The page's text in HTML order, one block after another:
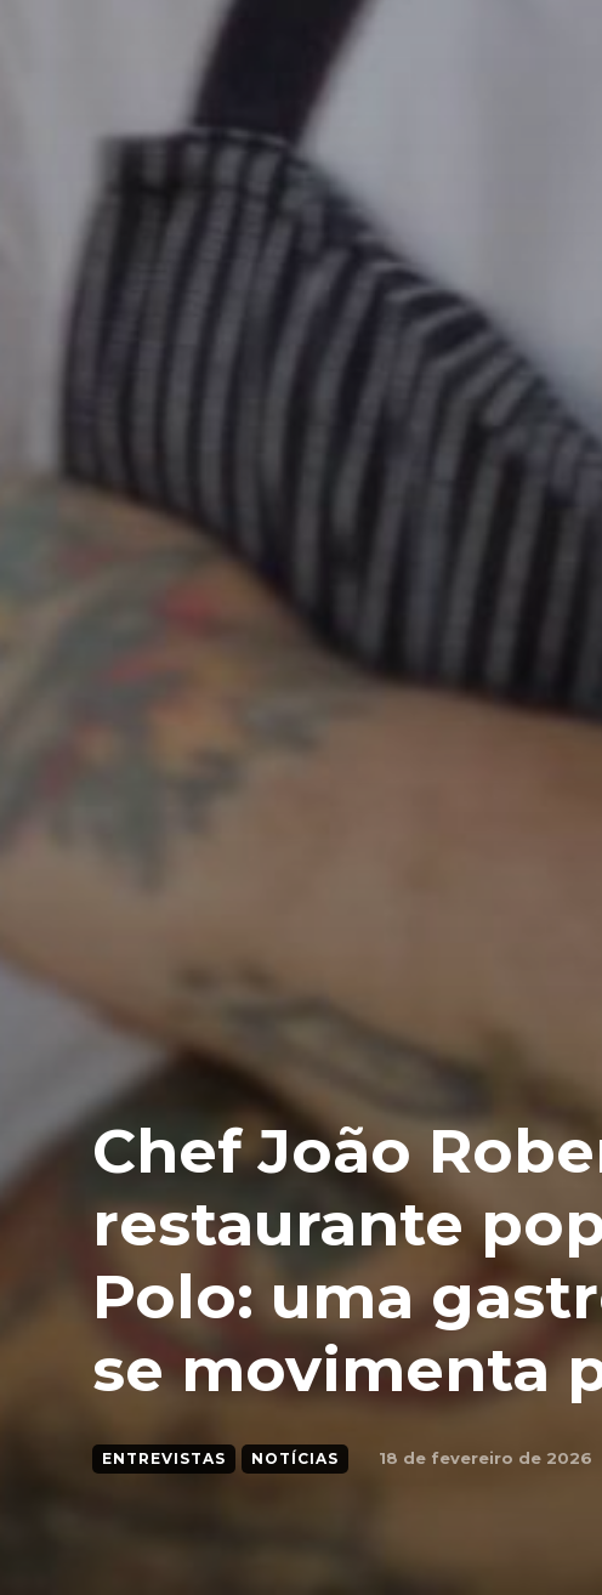
Chef João
restaurante
Polo: uma
se movimenta
ENTREVISTAS NOTÍCIAS 18 de fevereiro de 2026